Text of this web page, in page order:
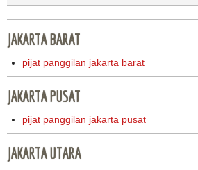
JAKARTA BARAT
pijat panggilan jakarta barat
JAKARTA PUSAT
pijat panggilan jakarta pusat
JAKARTA UTARA